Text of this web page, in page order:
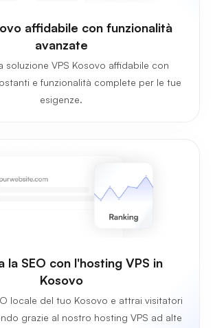
affidabile con funzionalità
avanzate
soluzione VPS Kosovo affidabile con
e funzionalità complete per le tue
esigenze.
la SEO con l'hosting VPS in
Kosovo
locale del tuo Kosovo e attrai visitatori
grazie al nostro hosting VPS ad alte